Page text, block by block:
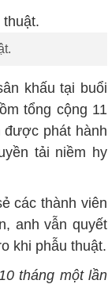
khấu tại buổi
tổng cộng 11
được phát hành
tải niềm hy
các thành viên
anh vẫn quyết
khi phẫu thuật.
tháng một lần